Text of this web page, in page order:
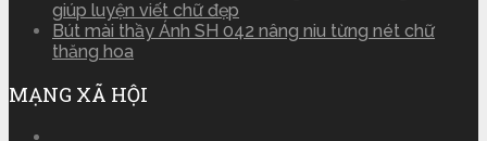
giúp luyện viết chữ đẹp
Bút mài thầy Ánh SH 042 nâng niu từng nét chữ
thăng hoa
MẠNG XÃ HỘI